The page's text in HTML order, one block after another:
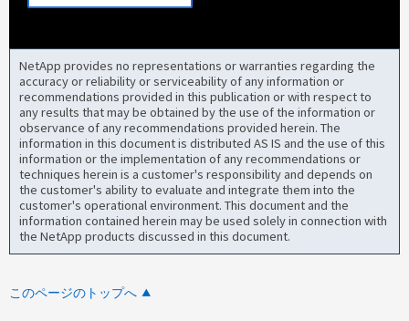
NetApp provides no representations or warranties regarding the
accuracy or reliability or serviceability of any information or
recommendations provided in this publication or with respect to
any results that may be obtained by the use of the information or
observance of any recommendations provided herein. The
information in this document is distributed AS IS and the use of this
information or the implementation of any recommendations or
techniques herein is a customer's responsibility and depends on
the customer's ability to evaluate and integrate them into the
customer's operational environment. This document and the
information contained herein may be used solely in connection with
the NetApp products discussed in this document.
このページのトップへ